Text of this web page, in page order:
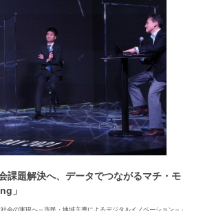
課題解決へ、データでつながるマチ・モ
」
会の実現へ～市民・地域主導によるデジタルイノベーション～」…